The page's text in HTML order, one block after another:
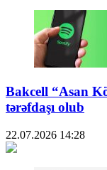
Bakcell “Asan
tərəfdaşı olub
22.07.2026 14:28